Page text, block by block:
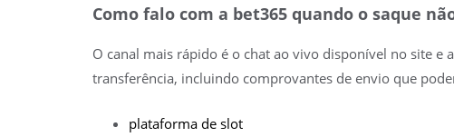
Como falo com a bet365 quando o saque
O canal mais rápido é o chat ao vivo disponível no site
transferência, incluindo comprovantes de envio que
plataforma de slot